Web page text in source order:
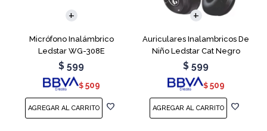
Micrófono Inalámbrico
Ledstar WG-308E
$ 599
$ 509
Auriculares Inalambricos De
Niño Ledstar Cat Negro
$ 599
$ 509